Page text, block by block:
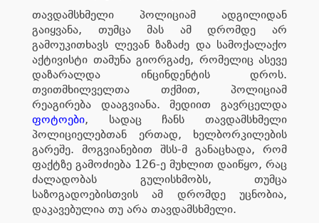
თავდამსხმელი პოლიციამ ადგილიდან
გაიყვანა, თუმცა მას ამ დრომდე არ
გამოუკითხავს ლევან ზაზაძე და სამოქალაქო
აქტივისტი თამუნა გიორგაძე, რომელიც ასევე
დაზარალდა ინცინდენტის დროს.
თვითმხილველთა თქმით, პოლიციამ
რეაგირება დააგვიანა. მედიით გავრცელდა
ფოტოები, სადაც ჩანს თავდამსხმელი
პოლიციელებთან ერთად, ხელბორკილების
გარეშე. მოგვიანებით შსს-მ განაცხადა, რომ
ფაქტზე გამოძიება 126-ე მუხლით დაიწყო, რაც
ძალადობას გულისხმობს, თუმცა
საზოგადოებისთვის ამ დრომდე უცნობია,
დაკავებულია თუ არა თავდამსხმელი.